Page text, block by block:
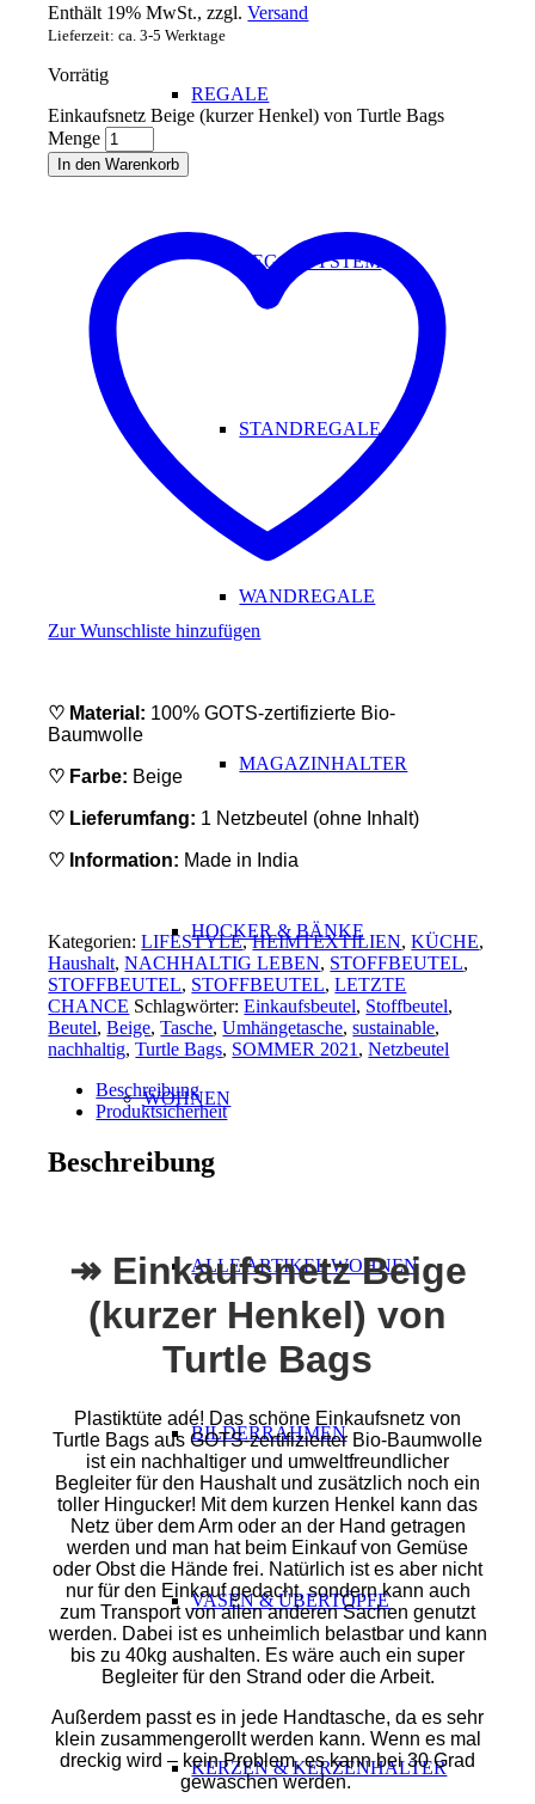
REGALE
REGALSYSTEM
STANDREGALE
WANDREGALE
MAGAZINHALTER
HOCKER & BÄNKE
WOHNEN
ALLE ARTIKEL WOHNEN
BILDERRAHMEN
VASEN & ÜBERTÖPFE
KERZEN & KERZENHALTER
Enthält 19% MwSt., zzgl.Versand
Lieferzeit: ca. 3-5 Werktage
Vorrätig
Einkaufsnetz Beige (kurzer Henkel) von Turtle Bags
Menge
In den Warenkorb
Zur Wunschliste hinzufügen
♡ Material: 100% GOTS-zertifizierte Bio-
Baumwolle
♡ Farbe: Beige
♡ Lieferumfang: 1 Netzbeutel (ohne Inhalt)
♡ Information: Made in India
Kategorien:LIFESTYLE,HEIMTEXTILIEN,KÜCHE,
Haushalt,NACHHALTIG LEBEN, STOFFBEUTEL,
STOFFBEUTEL, STOFFBEUTEL,LETZTE
CHANCE Schlagwörter:Einkaufsbeutel, Stoffbeutel,
Beutel,Beige,Tasche,Umhängetasche,sustainable,
nachhaltig,Turtle Bags, SOMMER 2021 ,Netzbeutel
Beschreibung
Produktsicherheit
Beschreibung
↠ Einkaufsnetz Beige
(kurzer Henkel) von
Turtle Bags
Plastiktüte adé! Das schöne Einkaufsnetz von
Turtle Bags aus GOTS-zertifizierter Bio-Baumwolle
ist ein nachhaltiger und umweltfreundlicher
Begleiter für den Haushalt und zusätzlich noch ein
toller Hingucker! Mit dem kurzen Henkel kann das
Netz über dem Arm oder an der Hand getragen
werden und man hat beim Einkauf von Gemüse
oder Obst die Hände frei. Natürlich ist es aber nicht
nur für den Einkauf gedacht, sondern kann auch
zum Transport von allen anderen Sachen genutzt
werden. Dabei ist es unheimlich belastbar und kann
bis zu 40kg aushalten. Es wäre auch ein super
Begleiter für den Strand oder die Arbeit.
Außerdem passt es in jede Handtasche, da es sehr
klein zusammengerollt werden kann. Wenn es mal
dreckig wird – kein Problem, es kann bei 30 Grad
gewaschen werden.